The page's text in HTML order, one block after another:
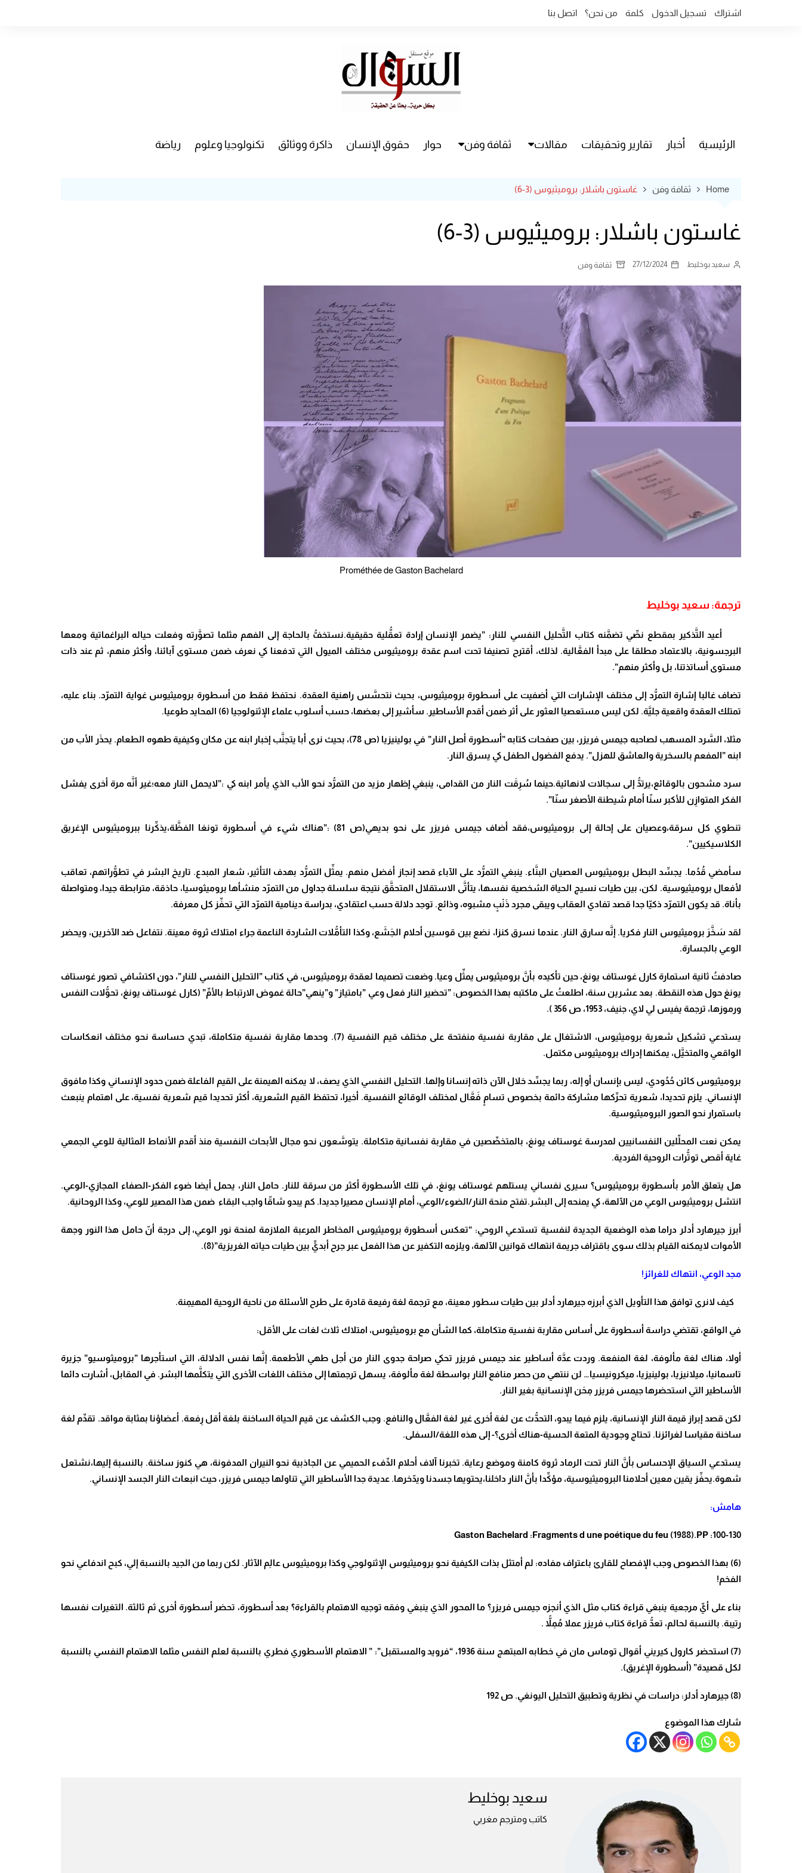
اشتراك تسجيل الدخول كلمة من نحن؟ اتصل بنا
الرئيسية أخبار تقارير وتحقيقات مقالات ثقافة وفن حوار حقوق الإنسان ذاكرة ووثائق تكنولوجيا وعلوم رياضة
Home ثقافة وفن غاستون باشلار: بروميثيوس (3-6)
غاستون باشلار: بروميثيوس (3-6)
سعيد بوخليط 27/12/2024 ثقافة وفن
Prométhée de Gaston Bachelard
ترجمة: سعيد بوخليط
أعيد التَّذكير بمقطع نصِّي تضمَّنه كتاب التَّحليل النفسي للنار: ”يضمر الإنسان إرادة تعقُّلية حقيقية.نستخفُّ بالحاجة إلى الفهم مثلما تصوَّرته وفعلت حياله البراغماتية ومعها
البرجسونية، بالاعتماد مطلقا على مبدأ الفعَّالية. لذلك، أقترح تصنيفا تحت اسم عقدة بروميثيوس مختلف الميول التي تدفعنا كي نعرف ضمن مستوى آبائنا، وأكثر منهم، ثم عند ذات
مستوى أساتذتنا، بل وأكثر منهم”.
تضاف غالبا إشارة التمرُّد إلى مختلف الإشارات التي أضفيت على أسطورة بروميثيوس، بحيث نتحسَّس راهنية العقدة. نحتفظ فقط من أسطورة بروميثيوس غواية التمرّد. بناء عليه،
تمتلك العقدة واقعية جليَّة. لكن ليس مستعصيا العثور على أثر ضمن أقدم الأساطير. سأشير إلى بعضها، حسب أسلوب علماء الإثنولوجيا (6) المحايد طوعيا.
مثلا، السَّرد المسهب لصاحبه جيمس فريزر، بين صفحات كتابه ”أسطورة أصل النار” في بولينيزيا (ص 78)، بحيث نرى أبا يتجنَّب إخبار ابنه عن مكان وكيفية طهوه الطعام. يحذَر الأب من
ابنه ”المفعم بالسخرية والعاشق للهزل”. يدفع الفضول الطفل كي يسرق النار.
سرد مشحون بالوقائع،يرتدُّ إلى سجالات لانهائية.حينما سُرِقَت النار من القدامى، ينبغي إظهار مزيد من التمرُّد نحو الأب الذي يأمر ابنه كي :”لايحمل النار معه؛غير أنَّه مرة أخرى يفشل
الفكر المتوازِن للأكبر سنّا أمام شيطنة الأصغر سنّا”.
تنطوي كل سرقة،وعصيان على إحالة إلى بروميثيوس،فقد أضاف جيمس فريزر على نحو بديهي(ص 81) :”هناك شيء في أسطورة تونغا الفظَّة،يذكِّرنا ببروميثيوس الإغريق
الكلاسيكيين”.
سأمضي قُدُما. يجسِّد البطل بروميثيوس العصيان البنَّاء. ينبغي التمرُّد على الآباء قصد إنجاز أفضل منهم. يمثِّل التمرُّد بهدف التأثير، شعار المبدع. تاريخ البشر في تطوُّراتهم، تعاقب
لأفعال بروميثيوسية. لكن، بين طيات نسيج الحياة الشخصية نفسها، يتأتَّى الاستقلال المتحقَّق نتيجة سلسلة جداول من التمرّد منشأها بروميثوسيا، حاذقة، مترابطة جيدا، ومتواصلة
بأناة. قد يكون التمرّد ذكيّا جدا قصد تفادي العقاب ويبقى مجرد ذَنْبٍ مشبوه، وذائع. توجد دلالة حسب اعتقادي، بدراسة دينامية التمرّد التي تحفِّز كل معرفة.
لقد سَخَّرَ بروميثيوس النار فكريا. إنَّه سارق النار. عندما نسرق كنزا، نضع بين قوسين أحلام الجَشَع، وكذا التأمُّلات الشاردة الناعمة جراء امتلاك ثروة معينة. نتفاعل ضد الآخرين، ويحضر
الوعي بالجسارة.
صادفتُ ثانية استمارة كارل غوستاف يونغ، حين تأكيده بأنَّ بروميثيوس يمثِّل وعيا. وضعت تصميما لعقدة بروميثيوس، في كتاب ”التحليل النفسي للنار”، دون اكتشافي تصور غوستاف
يونغ حول هذه النقطة. بعد عشرين سنة، اطلعتُ على ماكتبه بهذا الخصوص: ”تحضير النار فعل وعي ”بامتياز” و”ينهي”حالة غموض الارتباط بالأمِّ” (كارل غوستاف يونغ، تحوُّلات النفس
ورموزها، ترجمة يفيس لي لاي، جنيف، 1953، ص 356 ).
يستدعي تشكيل شعرية بروميثيوس، الاشتغال على مقاربة نفسية منفتحة على مختلف قيم النفسية (7). وحدها مقاربة نفسية متكاملة، تبدي حساسة نحو مختلف انعكاسات
الواقعي والمتخيَّل، يمكنها إدراك بروميثيوس مكتمل.
بروميثيوس كائن حُدُودي، ليس بإنسان أو إله، ربما يجسِّد خلال الآن ذاته إنسانا وإلها. التحليل النفسي الذي يصف، لا يمكنه الهيمنة على القيم الفاعلة ضمن حدود الإنساني وكذا مافوق
الإنساني. يلزم تحديدا، شعرية تحرِّكها مشاركة دائمة بخصوص تسامٍ فَعَّال لمختلف الوقائع النفسية. أخيرا، تحتفظ القيم الشعرية، أكثر تحديدا قيم شعرية نفسية، على اهتمام ينبعث
باستمرار نحو الصور البروميثيوسية.
يمكن نعت المحلِّلين النفسانيين لمدرسة غوستاف يونغ، بالمتخصِّصين في مقاربة نفسانية متكاملة. يتوسَّعون نحو مجال الأبحاث النفسية منذ أقدم الأنماط المثالية للوعي الجمعي
غاية أقصى توتُّرات الروحية الفردية.
هل يتعلق الأمر بأسطورة بروميثيوس؟ سيرى نفساني يستلهم غوستاف يونغ، في تلك الأسطورة أكثر من سرقة للنار. حامل النار، يحمل أيضا ضوء الفكر-الصفاء المجازي-الوعي.
انتشل بروميثيوس الوعي من الآلهة، كي يمنحه إلى البشر.تفتح منحة النار/الضوء/الوعي، أمام الإنسان مصيرا جديدا. كم يبدو شاقّا واجب البقاء ضمن هذا المصير للوعي، وكذا الروحانية.
أبرز جيرهارد أدلر دراما هذه الوضعية الجديدة لنفسية تستدعي الروحي: “تعكس أسطورة بروميثيوس المخاطر المرعبة الملازمة لمنحة نور الوعي، إلى درجة أنّ حامل هذا النور وجهة
الأموات لايمكنه القيام بذلك سوى باقتراف جريمة انتهاك قوانين الآلهة، ويلزمه التكفير عن هذا الفعل عبر جرح أبديٍّ بين طيات حياته الغريزية”(8).
مجد الوعي، انتهاك للغرائز!
كيف لانرى توافق هذا التأويل الذي أبرزه جيرهارد أدلر بين طيات سطور معينة، مع ترجمة لغة رفيعة قادرة على طرح الأسئلة من ناحية الروحية المهيمِنة.
في الواقع، تقتضي دراسة أسطورة على أساس مقاربة نفسية متكاملة، كما الشأن مع بروميثيوس، امتلاك ثلاث لغات على الأقل:
أولا، هناك لغة مألوفة، لغة المنفعة. وردت عدَّة أساطير عند جيمس فريزر تحكي صراحة جدوى النار من أجل طهي الأطعمة. إنَّها نفس الدلالة، التي استأجرها ”بروميثوسيو” جزيرة
تاسمانيا، ميلانيزيا، بولينيزيا، ميكرونيسيا… لن ننتهي من حصر منافع النار بواسطة لغة مألوفة، يسهل ترجمتها إلى مختلف اللغات الأخرى التي يتكلَّمها البشر. في المقابل، أشارت دائما
الأساطير التي استحضرها جيمس فريزر مِحَن الإنسانية بغير النار.
لكن قصد إبراز قيمة النار الإنسانية، يلزم فيما يبدو، التحدُّث عن لغة أخرى غير لغة الفعَّال والنافع. وجب الكشف عن قيم الحياة الساخنة بلغة أقل رِفعة. أعضاؤنا بمثابة مواقد. تقدِّم لغة
ساخنة مقياسا لغرائزنا. تحتاج وجودية المتعة الحسية-هناك أخرى؟- إلى هذه اللغة/السفلى.
يستدعي السياق الإحساس بأنَّ النار تحت الرماد ثروة كامنة وموضع رعاية. تخبرنا آلاف أحلام الدِّفء الحميمي عن الجاذبية نحو النيران المدفونة، هي كنوز ساخنة. بالنسبة إليها،نشتعل
شهوة.يحفِّز يقين معين أحلامنا البروميثيوسية، مؤكِّدا بأنَّ النار داخلنا،يحتويها جسدنا ويدّخرها. عديدة جدا الأساطير التي تناولها جيمس فريزر، حيث انبعاث النار الجسد الإنساني.
هامش:
Gaston Bachelard :Fragments d une poétique du feu (1988).PP :100-130
(6) بهذا الخصوص وجب الإفصاح للقارئ باعتراف مفاده: لم أمتثل بذات الكيفية نحو بروميثيوس الإثنولوجي وكذا بروميثيوس عالِم الآثار. لكن ربما من الجيد بالنسبة إلي، كبح اندفاعي نحو
الفخم!
بناء على أيِّ مرجعية ينبغي قراءة كتاب مثل الذي أنجزه جيمس فريزر؟ ما المحور الذي ينبغي وفقه توجيه الاهتمام بالقراءة؟ بعد أسطورة، تحضر أسطورة أخرى ثم ثالثة. التغيرات نفسها
رتيبة. بالنسبة لحالم، تعدُّ قراءة كتاب فريزر عملا مُمِلاًّ .
(7) استحضر كارول كيريني أقوال توماس مان في خطابه المبتهج سنة 1936، “فرويد والمستقبل”: ” الاهتمام الأسطوري فطري بالنسبة لعلم النفس مثلما الاهتمام النفسي بالنسبة
لكل قصيدة” (أسطورة الإغريق).
(8) جيرهارد أدلر: دراسات في نظرية وتطبيق التحليل اليونغي. ص 192
شارك هذا الموضوع
سعيد بوخليط
كاتب ومترجم مغربي